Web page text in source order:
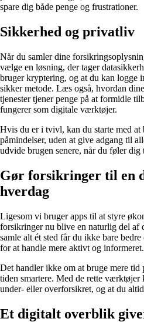
spare dig både penge og frustrationer.
Sikkerhed og privatliv
Når du samler dine
vælge en løsning, der tager
bruger kryptering, og at du kan logge
sikker metode. Læs også, hvordan
tjenester tjener penge på at formidle
fungerer som digitale værktøjer.
Hvis du er i tvivl, kan du starte med
påmindelser, uden at give adgang til
udvide brugen senere, når du føler dig
Gør forsikringer til en
hverdag
Ligesom vi bruger apps til at styre
forsikringer nu blive en naturlig del af
samle alt ét sted får du ikke bare
for at handle mere aktivt og informeret.
Det handler ikke om at bruge mere tid
tiden smartere. Med de rette værktøjer
under- eller overforsikret, og at du
Et digitalt overblik